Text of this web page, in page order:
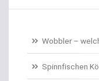
Birnenbleie
Bissanzeiger
Bivytable
Wobbler –
Spinnfischen